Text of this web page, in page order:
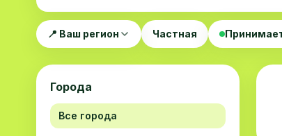
📍 Ваш регион Частная
Города
Все города